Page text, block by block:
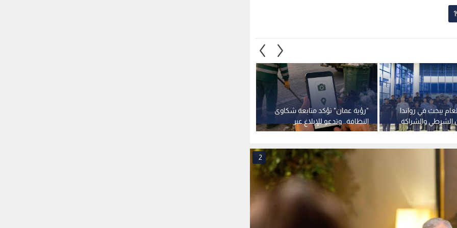
"رؤية عمان" تؤكد متابعة شكاوى
النظافة.. وتدعو للإبلاغ عبر
القنوات الرسمية
يبحث في رواندا
الشرطي والشراكة
2